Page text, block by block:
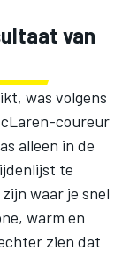
van
was volgens
coureur
alleen in de
te
waar je snel
warm en
zien dat